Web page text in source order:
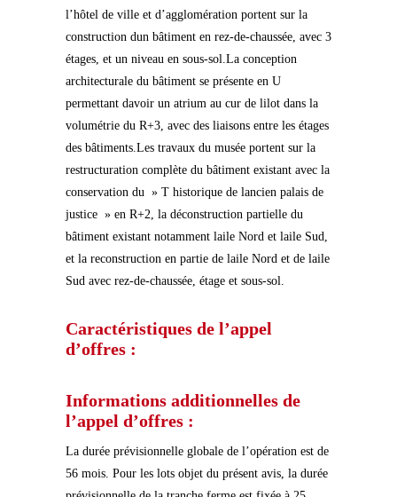
l’hôtel de ville et d’agglomération portent sur la
construction dun bâtiment en rez-de-chaussée, avec 3
étages, et un niveau en sous-sol.La conception
architecturale du bâtiment se présente en U
permettant davoir un atrium au cur de lilot dans la
volumétrie du R+3, avec des liaisons entre les étages
des bâtiments.Les travaux du musée portent sur la
restructuration complète du bâtiment existant avec la
conservation du » T historique de lancien palais de
justice » en R+2, la déconstruction partielle du
bâtiment existant notamment laile Nord et laile Sud,
et la reconstruction en partie de laile Nord et de laile
Sud avec rez-de-chaussée, étage et sous-sol.
Caractéristiques de l’appel
d’offres :
Informations additionnelles de
l’appel d’offres :
La durée prévisionnelle globale de l’opération est de
56 mois. Pour les lots objet du présent avis, la durée